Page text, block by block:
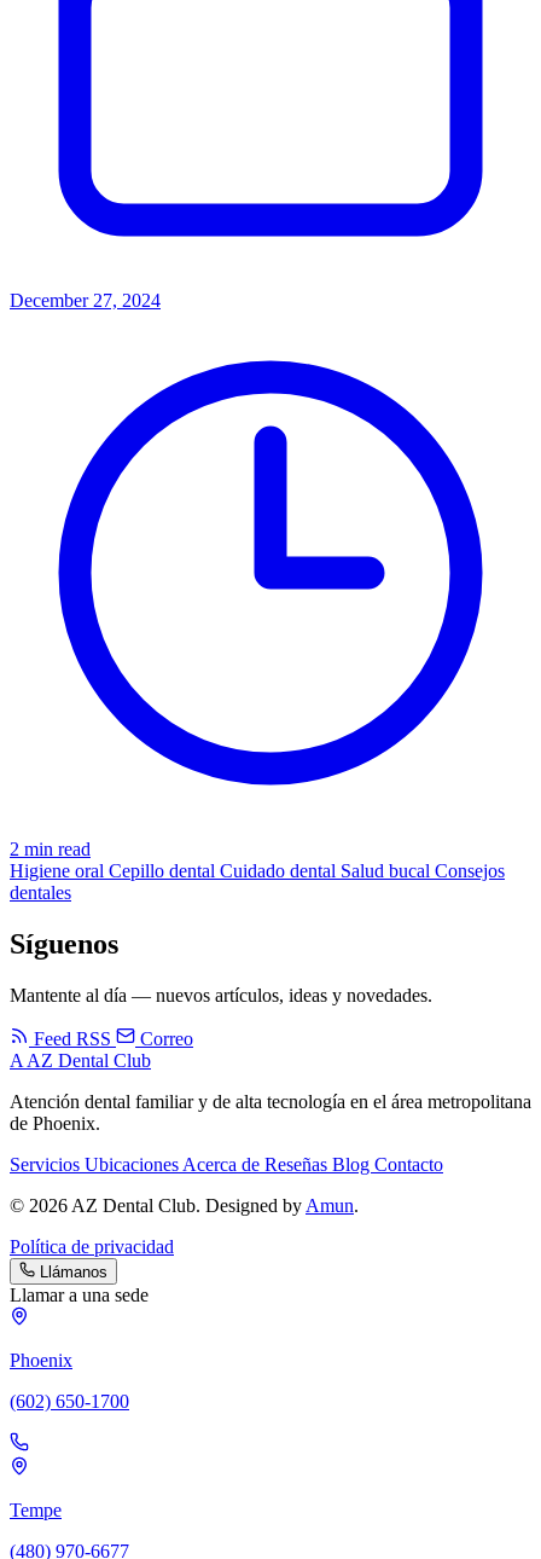
December 27, 2024
2 min read
Higiene oral Cepillo dental Cuidado dental Salud bucal Consejos
dentales
Síguenos
Mantente al día — nuevos artículos, ideas y novedades.
Feed RSS
Correo
A AZ Dental Club
Atención dental familiar y de alta tecnología en el área metropolitana
de Phoenix.
Servicios Ubicaciones Acerca de Reseñas Blog Contacto
© 2026 AZ Dental Club. Designed by Amun.
Política de privacidad
Llámanos
Llamar a una sede
Phoenix
(602) 650-1700
Tempe
(480) 970-6677